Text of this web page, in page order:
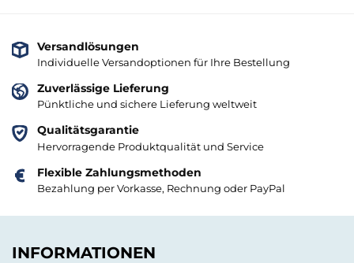
Versandlösungen
Individuelle Versandoptionen für Ihre Bestellung
Zuverlässige Lieferung
Pünktliche und sichere Lieferung weltweit
Qualitätsgarantie
Hervorragende Produktqualität und Service
Flexible Zahlungsmethoden
Bezahlung per Vorkasse, Rechnung oder PayPal
INFORMATIONEN